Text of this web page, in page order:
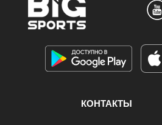
КОНТАКТЫ